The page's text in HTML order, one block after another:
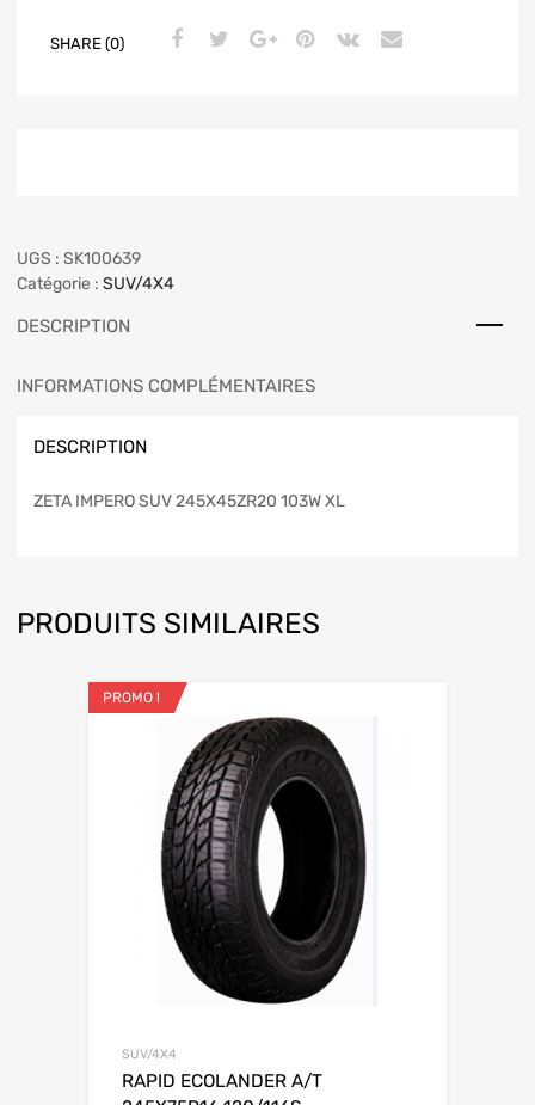
SHARE (0)
UGS : SK100639
Catégorie : SUV/4X4
DESCRIPTION
INFORMATIONS COMPLÉMENTAIRES
DESCRIPTION
ZETA IMPERO SUV 245X45ZR20 103W XL
PRODUITS SIMILAIRES
PROMO !
SUV/4X4
RAPID ECOLANDER A/T